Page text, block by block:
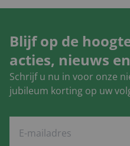
Blijf op de
acties, nieuws
Schrijf u nu in voor onze
jubileum korting op uw